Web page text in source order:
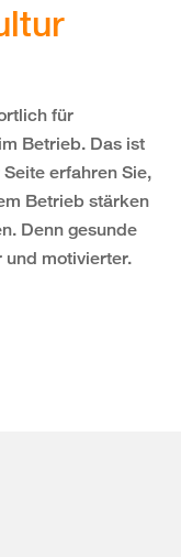
für
Betrieb. Das ist
erfahren Sie,
Betrieb stärken
Denn gesunde
und motivierter.